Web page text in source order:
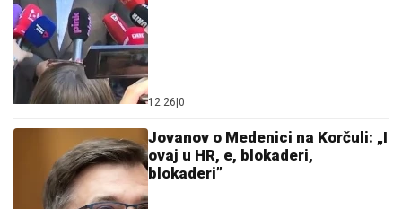
12:26|0
Jovanov o Medenici na Korčuli: „I
ovaj u HR, e, blokaderi,
blokaderi”